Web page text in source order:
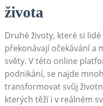
života
Druhé životy, které si
překonávají očekávání a
světy. V této online
podnikání, se najde
transformovat svůj
kterých těží i v reálném